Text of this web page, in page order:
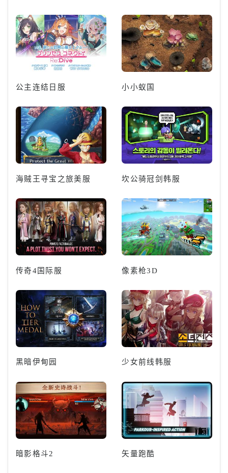
公主连结日服 小小蚁国
海贼王寻宝之旅美服 坎公骑冠剑韩服
传奇4国际服 像素枪3D
黑暗伊甸园 少女前线韩服
暗影格斗2 矢量跑酷